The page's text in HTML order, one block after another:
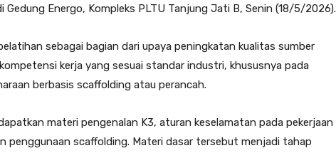
Energo, Kompleks PLTU Tanjung Jati B, Senin (18/5/2026).
sebagai bagian dari upaya peningkatan kualitas sumber
kerja yang sesuai standar industri, khususnya pada
berbasis scaffolding atau perancah.
materi pengenalan K3, aturan keselamatan pada pekerjaan
penggunaan scaffolding. Materi dasar tersebut menjadi tahap